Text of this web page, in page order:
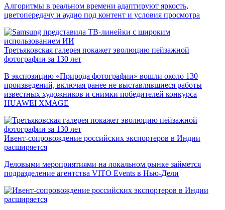
Алгоритмы в реальном времени адаптируют яркость,
цветопередачу и аудио под контент и условия просмотра
Третьяковская галерея покажет эволюцию пейзажной
фотографии за 130 лет
В экспозицию «Природа фотографии» вошли около 130
произведений, включая ранее не выставлявшиеся работы
известных художников и снимки победителей конкурса
HUAWEI XMAGE
Ивент-сопровождение российских экспортеров в Индии
расширяется
Деловыми мероприятиями на локальном рынке займется
подразделение агентства VITO Events в Нью-Дели